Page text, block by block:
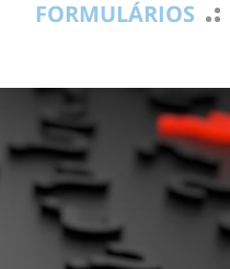
FORMULÁRIOS